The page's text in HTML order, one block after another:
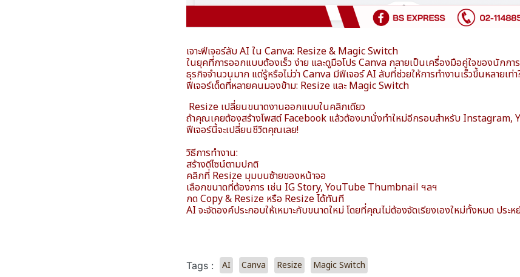
เจาะฟีเจอร์ลับ AI ใน Canva: Resize & Magic Switch
ในยุคที่การออกแบบต้องเร็ว ง่าย และดูมือโปร Canva กลายเป็นเครื่องมือคู่ใจของนักการ
ธุรกิจจำนวนมาก แต่รู้หรือไม่ว่า Canva มีฟีเจอร์ AI ลับที่ช่วยให้การทำงานเร็วขึ้นหลายเท่า
ฟีเจอร์เด็ดที่หลายคนมองข้าม: Resize และ Magic Switch
Resize เปลี่ยนขนาดงานออกแบบในคลิกเดียว
ถ้าคุณเคยต้องสร้างโพสต์ Facebook แล้วต้องมานั่งทำใหม่อีกรอบสำหรับ Instagram,
ฟีเจอร์นี้จะเปลี่ยนชีวิตคุณเลย!
วิธีการทำงาน:
สร้างดีไซน์ตามปกติ
คลิกที่ Resize มุมบนซ้ายของหน้าจอ
เลือกขนาดที่ต้องการ เช่น IG Story, YouTube Thumbnail ฯลฯ
กด Copy & Resize หรือ Resize ได้ทันที
AI จะจัดองค์ประกอบให้เหมาะกับขนาดใหม่ โดยที่คุณไม่ต้องจัดเรียงเองใหม่ทั้งหมด ประหยั
Tags : AI Canva Resize Magic Switch